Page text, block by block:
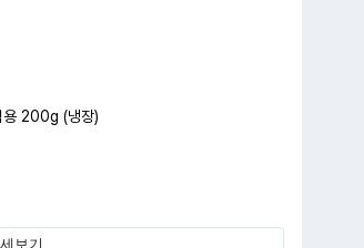
용 200g (냉장)
보기